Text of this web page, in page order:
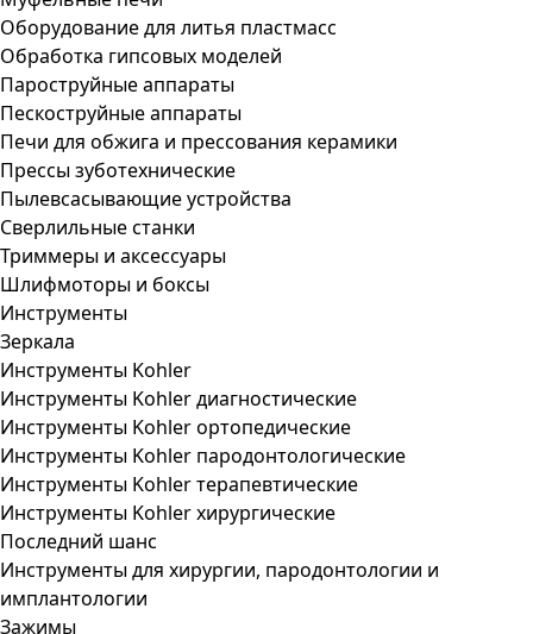
Оборудование для литья пластмасс
Обработка гипсовых моделей
Пароструйные аппараты
Пескоструйные аппараты
Печи для обжига и прессования керамики
Прессы зуботехнические
Пылевсасывающие устройства
Сверлильные станки
Триммеры и аксессуары
Шлифмоторы и боксы
Инструменты
Зеркала
Инструменты Kohler
Инструменты Kohler диагностические
Инструменты Kohler ортопедические
Инструменты Kohler пародонтологические
Инструменты Kohler терапевтические
Инструменты Kohler хирургические
Последний шанс
Инструменты для хирургии, пародонтологии и
имплантологии
Зажимы